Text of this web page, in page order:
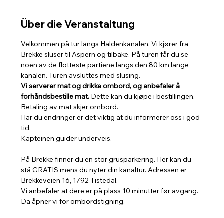
Über die Veranstaltung
Velkommen på tur langs Haldenkanalen. Vi kjører fra
Brekke sluser til Aspern og tilbake. På turen får du se
noen av de flotteste partiene langs den 80 km lange
kanalen. Turen avsluttes med slusing.
Vi serverer mat og drikke ombord, og anbefaler å
forhåndsbestille mat. Dette kan du kjøpe i bestillingen.
Betaling av mat skjer ombord.
Har du endringer er det viktig at du informerer oss i god
tid.
Kapteinen guider underveis.
På Brekke finner du en stor grusparkering. Her kan du
stå GRATIS mens du nyter din kanaltur. Adressen er
Brekkeveien 16, 1792 Tistedal.
Vi anbefaler at dere er på plass 10 minutter før avgang.
Da åpner vi for ombordstigning.